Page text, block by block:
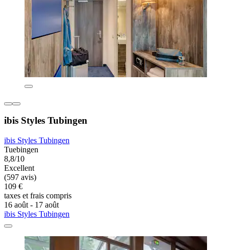
ibis Styles Tubingen
ibis Styles Tubingen
Tuebingen
8,8/10
Excellent
(597 avis)
109 €
taxes et frais compris
16 août - 17 août
ibis Styles Tubingen